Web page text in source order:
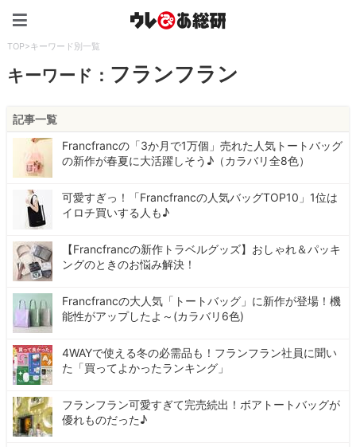
TOP>キーワード別一覧
キーワード： フランフラン
記事一覧
Francfrancの「3か月で1万個」売れた人気トートバッグ
の新作が春夏に大活躍しそう♪（カラバリ全8色）
可愛すぎっ！「Francfrancの人気バッグTOP10」1位は
イロチ買いする人も♪
【Francfrancの新作トラベルグッズ】おしゃれ＆パッキ
ングのときのお悩み解決！
Francfrancの大人気「トートバッグ」に新作が登場！機
能性がアップしたよ～(カラバリ6色)
4WAYで使える冬の必需品も！フランフラン社員に聞い
た「買ってよかったランキング」
フランフラン可愛すぎて完売続出！ボアトートバッグが
優れものだった♪